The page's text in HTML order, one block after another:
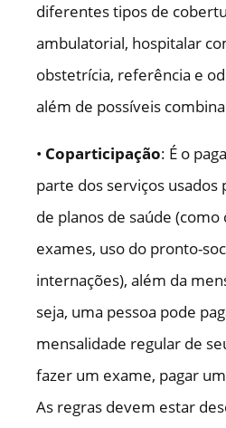
diferentes tipos de
ambulatorial, hospitalar
obstetrícia, referência e
além de possíveis
• Coparticipação: É o
parte dos serviços usados
de planos de saúde (como
exames, uso do pronto-
internações), além da
seja, uma pessoa pode
mensalidade regular de
fazer um exame, pagar
As regras devem estar